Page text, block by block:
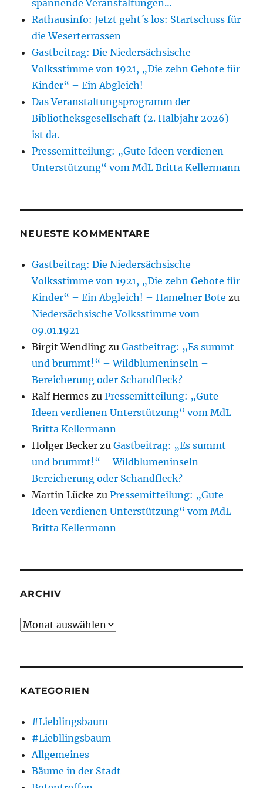
spannende Veranstaltungen…
Rathausinfo: Jetzt geht´s los: Startschuss für
die Weserterrassen
Gastbeitrag: Die Niedersächsische
Volksstimme von 1921, „Die zehn Gebote für
Kinder“ – Ein Abgleich!
Das Veranstaltungsprogramm der
Bibliotheksgesellschaft (2. Halbjahr 2026)
ist da.
Pressemitteilung: „Gute Ideen verdienen
Unterstützung“ vom MdL Britta Kellermann
NEUESTE KOMMENTARE
Gastbeitrag: Die Niedersächsische
Volksstimme von 1921, „Die zehn Gebote für
Kinder“ – Ein Abgleich! – Hamelner Bote zu
Niedersächsische Volksstimme vom
09.01.1921
Birgit Wendling zuGastbeitrag: „Es summt
und brummt!“ – Wildblumeninseln –
Bereicherung oder Schandfleck?
Ralf Hermes zuPressemitteilung: „Gute
Ideen verdienen Unterstützung“ vom MdL
Britta Kellermann
Holger Becker zuGastbeitrag: „Es summt
und brummt!“ – Wildblumeninseln –
Bereicherung oder Schandfleck?
Martin Lücke zuPressemitteilung: „Gute
Ideen verdienen Unterstützung“ vom MdL
Britta Kellermann
ARCHIV
Archiv
KATEGORIEN
#Lieblingsbaum
#Liebllingsbaum
Allgemeines
Bäume in der Stadt